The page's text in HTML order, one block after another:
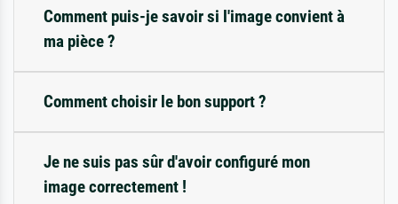
Comment puis-je savoir si l'image convient à
ma pièce ?
Comment choisir le bon support ?
Je ne suis pas sûr d'avoir configuré mon
image correctement !